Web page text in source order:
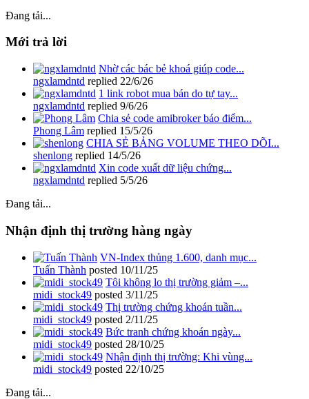
Đang tải...
Mới trả lời
Nhờ các bác bẻ khoá giúp code...
ngxlamdntd replied 22/6/26
1 link robot mua bán do tự tay...
ngxlamdntd replied 9/6/26
Chia sẻ code amibroker báo điểm...
Phong Lâm replied 15/5/26
CHIA SẺ BẢNG VOLUME THEO DÕI...
shenlong replied 14/5/26
Xin code xuất dữ liệu chứng...
ngxlamdntd replied 5/5/26
Đang tải...
Nhận định thị trường hàng ngày
VN-Index thủng 1.600, danh mục...
Tuấn Thành posted 10/11/25
Tôi không lo thị trường giảm –...
midi_stock49 posted 3/11/25
Thị trường chứng khoán tuần...
midi_stock49 posted 2/11/25
Bức tranh chứng khoán ngày...
midi_stock49 posted 28/10/25
Nhận định thị trường: Khi vùng...
midi_stock49 posted 22/10/25
Đang tải...